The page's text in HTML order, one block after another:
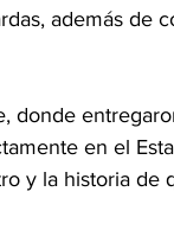
además de
donde
en el
y la historia de